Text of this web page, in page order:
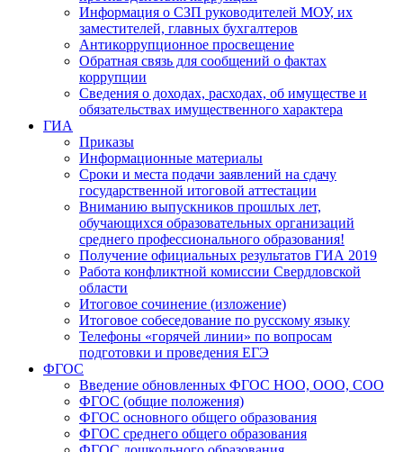
Информация о СЗП руководителей МОУ, их
заместителей, главных бухгалтеров
Антикоррупционное просвещение
Обратная связь для сообщений о фактах
коррупции
Сведения о доходах, расходах, об имуществе и
обязательствах имущественного характера
ГИА
Приказы
Информационные материалы
Сроки и места подачи заявлений на сдачу
государственной итоговой аттестации
Вниманию выпускников прошлых лет,
обучающихся образовательных организаций
среднего профессионального образования!
Получение официальных результатов ГИА 2019
Работа конфликтной комиссии Свердловской
области
Итоговое сочинение (изложение)
Итоговое собеседование по русскому языку
Телефоны «горячей линии» по вопросам
подготовки и проведения ЕГЭ
ФГОС
Введение обновленных ФГОС НОО, ООО, СОО
ФГОС (общие положения)
ФГОС основного общего образования
ФГОС среднего общего образования